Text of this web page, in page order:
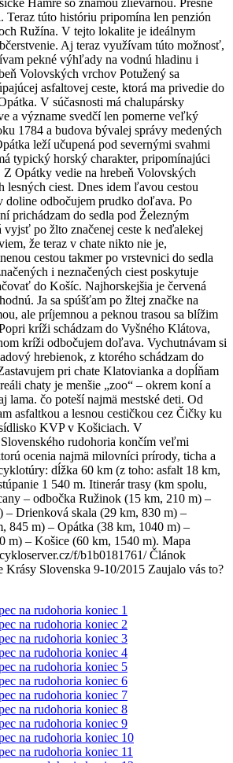
Teraz túto históriu pripomína len penzión
Ružína. V tejto lokalite je ideálnym
Aj teraz využívam túto možnosť,
pekné výhľady na vodnú hladinu i
Volovských vrchov Potužený sa
asfaltovej ceste, ktorá ma privedie do
V súčasnosti má chalupársky
a význame svedčí len pomerne veľký
1784 a budova bývalej správy medených
leží učupená pod severnými svahmi
typický horský charakter, pripomínajúci
Opátky vedie na hrebeň Volovských
lesných ciest. Dnes idem ľavou cestou
doline odbočujem prudko doľava. Po
prichádzam do sedla pod Železným
po žlto značenej ceste k neďalekej
že teraz v chate nikto nie je,
cestou takmer po vrstevnici do sedla
i neznačených ciest poskytuje
do Košíc. Najhorskejšia je červená
Ja sa spúšťam po žltej značke na
ale príjemnou a peknou trasou sa blížim
kríži schádzam do Vyšného Klátova,
kríži odbočujem doľava. Vychutnávam si
hrebienok, z ktorého schádzam do
pri chate Klatovianka a dopĺňam
chaty je menšie „zoo“ – okrem koní a
lama. čo poteší najmä mestské deti. Od
asfaltkou a lesnou cestičkou cez Čičky ku
KVP v Košiciach. V
rudohoria končím veľmi
ocenia najmä milovníci prírody, ticha a
dĺžka 60 km (z toho: asfalt 18 km,
1 540 m. Itinerár trasy (km spolu,
– odbočka Ružinok (15 km, 210 m) –
– Drienková skala (29 km, 830 m) –
845 m) – Opátka (38 km, 1040 m) –
m) – Košice (60 km, 1540 m). Mapa
f/b1b0181761/ Článok
Krásy Slovenska 9-10/2015 Zaujalo vás to?